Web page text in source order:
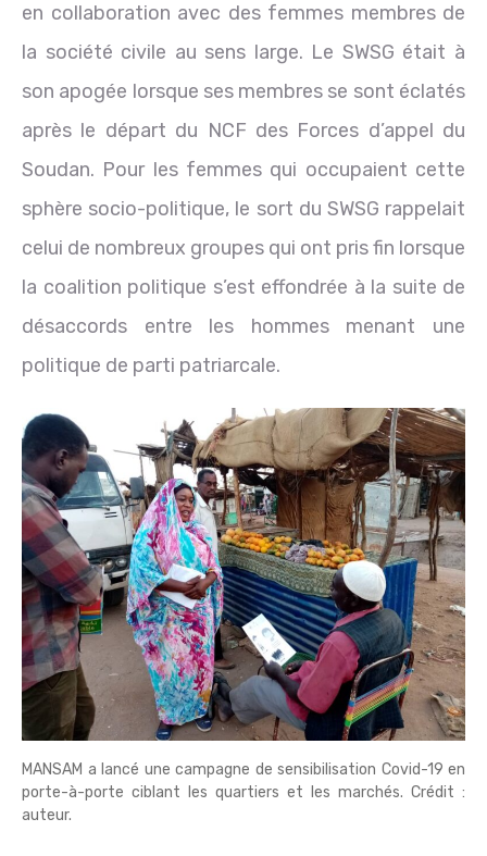
en collaboration avec des femmes membres de
la société civile au sens large. Le SWSG était à
son apogée lorsque ses membres se sont éclatés
après le départ du NCF des Forces d’appel du
Soudan. Pour les femmes qui occupaient cette
sphère socio-politique, le sort du SWSG rappelait
celui de nombreux groupes qui ont pris fin lorsque
la coalition politique s’est effondrée à la suite de
désaccords entre les hommes menant une
politique de parti patriarcale.
MANSAM a lancé une campagne de sensibilisation Covid-19 en
porte-à-porte ciblant les quartiers et les marchés. Crédit :
auteur.